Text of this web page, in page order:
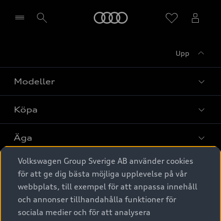
Upp
Modeller
Alla modeller
Elbilar
A6 modellerna
SUV
Avant
Köpa
Privaterbjudanden
Privatleasing
Nya bilar i lager
Begagnade bilar i lager
Äga
Service & tillbehör
Audi digital services
Originaltillbehör - köp online
Tjänstebil
Tjänstebil
Business lease online
Om Audi Sverige
Volkswagen Group Sverige AB använder cookies
för att ge dig bästa möjliga upplevelse på vår
webbplats, till exempel för att anpassa innehåll
och annonser tillhandahålla funktioner för
sociala medier och för att analysera